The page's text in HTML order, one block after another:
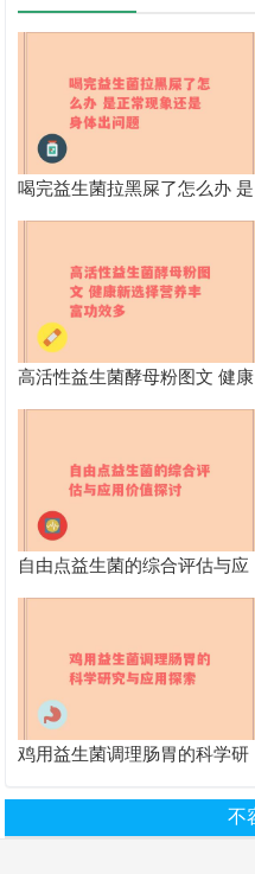
喝完益生菌拉黑屎了怎么办 是
正常现象还是身体出问题
高活性益生菌酵母粉图文 健康
新选择营养丰富功效多
自由点益生菌的综合评估与应
用价值探讨
鸡用益生菌调理肠胃的科学研
不